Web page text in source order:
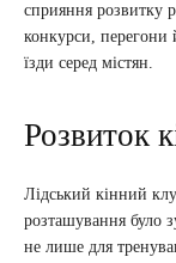
сприяння розвитку
конкурси, перегони
їзди серед містян.
Розвиток
Лідський кінний
розташування було
не лише для